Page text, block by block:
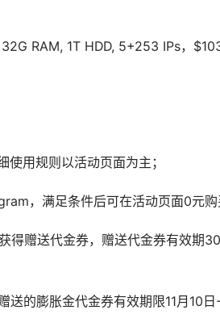
RAM, 1T HDD, 5+253 IPs，
使用规则以活动页面为主；
，满足条件后可在活动页面0元
得赠送代金券，赠送代金券有效期
的膨胀金代金券有效期限11月10日